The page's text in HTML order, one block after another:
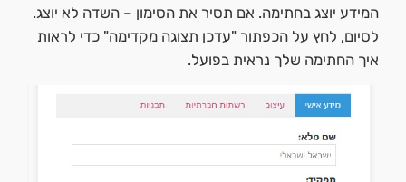
המידע יוצג בחתימה. אם תסיר את הסימון – השדה לא יוצג.
לסיום, לחץ על הכפתור "עדכן תצוגה מקדימה" כדי לראות
איך החתימה שלך נראית בפועל.